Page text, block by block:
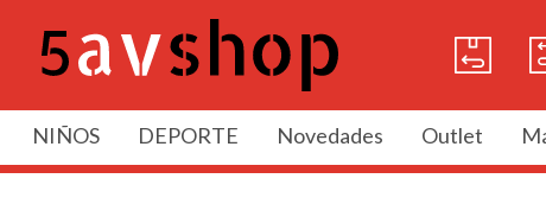
NIÑOS DEPORTE Novedades Outlet